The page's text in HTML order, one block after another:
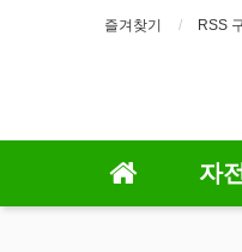
즐겨찾기 RSS
자